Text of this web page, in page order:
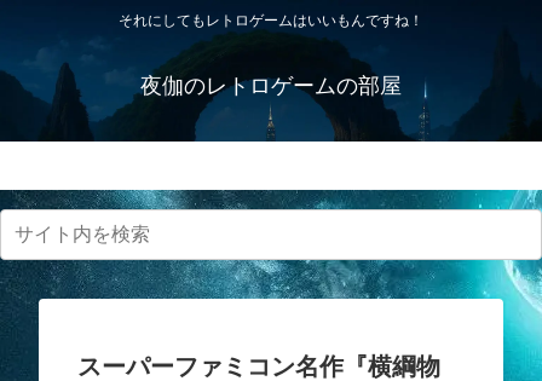
それにしてもレトロゲームはいいもんですね！
夜伽のレトロゲームの部屋
スーパーファミコン名作『横綱物